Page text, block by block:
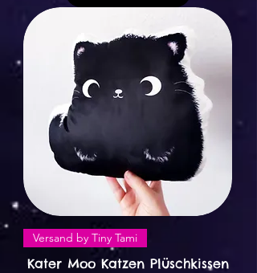
Versand by Tiny Tami
Kater Moo Katzen Plüschkissen